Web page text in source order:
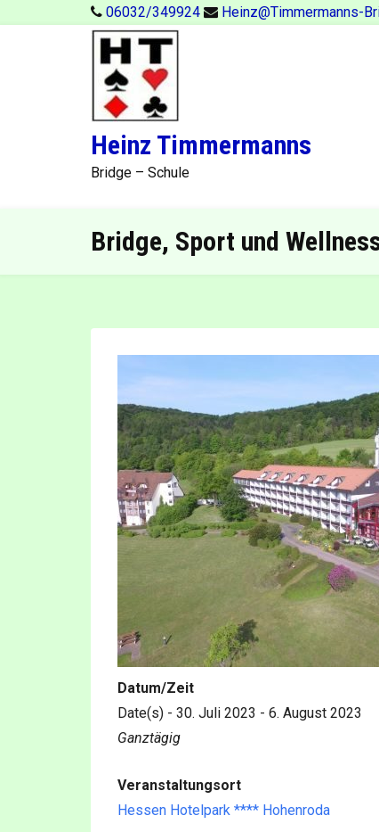
06032/349924 Heinz@Timmermanns-
Heinz Timmermanns
Bridge – Schule
Bridge, Sport und
Datum/Zeit
Date(s) - 30. Juli 2023 - 6. August 2023
Ganztägig
Veranstaltungsort
Hessen Hotelpark **** Hohenroda